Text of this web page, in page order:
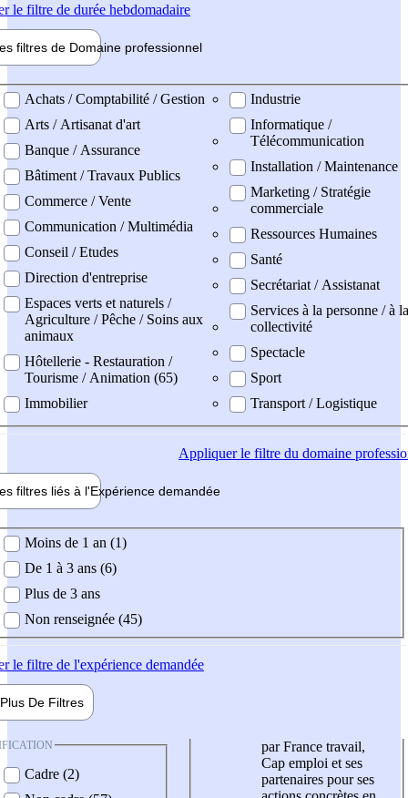
le filtre de durée hebdomadaire
filtres de Domaine professionnel
professionel
Achats / Comptabilité / Gestion
Arts / Artisanat d'art
Banque / Assurance
Bâtiment / Travaux Publics
Commerce / Vente
Communication / Multimédia
Conseil / Etudes
Direction d'entreprise
Espaces verts et naturels /
Agriculture / Pêche / Soins aux
animaux
Hôtellerie - Restauration /
Tourisme / Animation (65)
Immobilier
Industrie
Informatique /
Télécommunication
Installation / Maintenance
Marketing / Stratégie
commerciale
Ressources Humaines
Santé
Secrétariat / Assistanat
Services à la personne / à la
collectivité
Spectacle
Sport
Transport / Logistique
Appliquerle filtre du domaine
filtres liés à l'Expérience demandée
demandée
Moins de 1 an (1)
De 1 à 3 ans (6)
Plus de 3 ans
Non renseignée (45)
le filtre de l'expérience demandée
Plus De Filtres
Cadre (2)
par France travail,
Cap emploi et ses
partenaires pour ses